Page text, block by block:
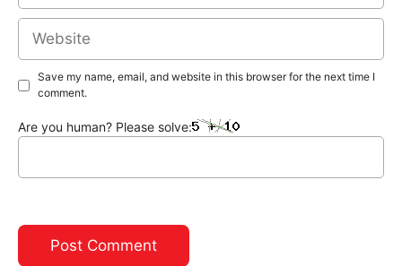
Website
Save my name, email, and website in this browser for the next time I
comment.
Are you human? Please solve: